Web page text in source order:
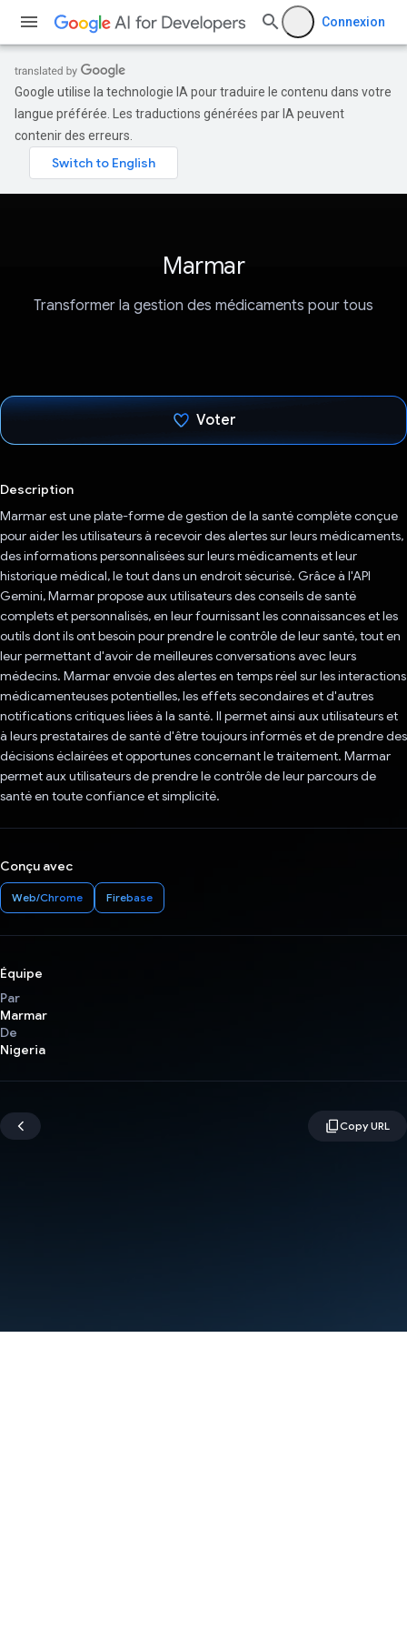
Connexion
Google utilise la technologie IA pour traduire le contenu dans votre
langue préférée. Les traductions générées par IA peuvent
contenir des erreurs.
Marmar
Transformer la gestion des médicaments pour tous
Voter
Description
Marmar est une plate-forme de gestion de la santé complète conçue
pour aider les utilisateurs à recevoir des alertes sur leurs médicaments,
des informations personnalisées sur leurs médicaments et leur
historique médical, le tout dans un endroit sécurisé. Grâce à l'API
Gemini, Marmar propose aux utilisateurs des conseils de santé
complets et personnalisés, en leur fournissant les connaissances et les
outils dont ils ont besoin pour prendre le contrôle de leur santé, tout en
leur permettant d'avoir de meilleures conversations avec leurs
médecins. Marmar envoie des alertes en temps réel sur les interactions
médicamenteuses potentielles, les effets secondaires et d'autres
notifications critiques liées à la santé. Il permet ainsi aux utilisateurs et
à leurs prestataires de santé d'être toujours informés et de prendre des
décisions éclairées et opportunes concernant le traitement. Marmar
permet aux utilisateurs de prendre le contrôle de leur parcours de
santé en toute confiance et simplicité.
Conçu avec
Web/Chrome Firebase
Équipe
Par
Marmar
De
Nigeria